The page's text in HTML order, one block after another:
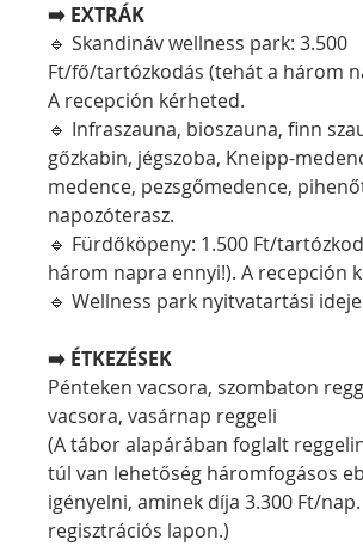
➡️ EXTRÁK
🔹 Skandináv wellness park: 3.500
Ft/fő/tartózkodás (tehát a három
A recepción kérheted.
🔹 Infraszauna, bioszauna, finn
gőzkabin, jégszoba, Kneipp-
medence, pezsgőmedence,
napozóterasz.
🔹 Fürdőköpeny: 1.500 Ft/
három napra ennyi!). A recepción
🔹 Wellness park nyitvatartási
➡️ ÉTKEZÉSEK
Pénteken vacsora, szombaton
vacsora, vasárnap reggeli
(A tábor alapárában foglalt
túl van lehetőség háromfogásos
igényelni, aminek díja 3.300 Ft/
regisztrációs lapon.)